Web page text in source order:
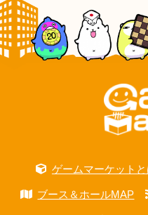
ゲームマーケットと
ブース＆ホールMAP